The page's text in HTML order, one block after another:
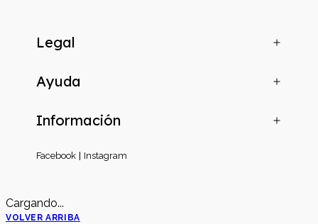
Legal
Ayuda
Información
Facebook Instagram
Cargando...
VOLVER ARRIBA